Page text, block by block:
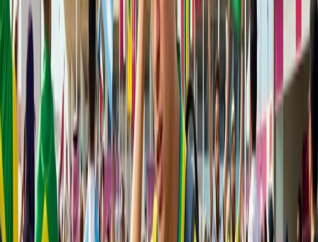
Los volantes pueden remedirse los puntos de viaje o millas para
reservar el vuelo de la aerolínea. Puede ver la forma mencionada a
continuación para usar las millas para reservar el vuelo:
Visita la página web de TAP Airlines y haga clic en la sección
de "reserva'.
Ahora, grifo en la sección del tipo del viaje, entra el nombre
del aeropuerto de salida y llegada y la fecha cuando desea
volar '
En el siguiente paso, seleccione los números de los pasajeros
y grifo en redimir las millas y grifo en buscar los vuelos
Segun sus detalles de viaje, elige el vuelo, segun su
preferencia
Ahora en la página de pago, entra el número de su membresía
y seleccionar la opción de usar las millas
Las millas será deducir de su cuenta automáticamente para
reservar su vuelo
Confirma el proceso de reservación por seguir las
instrucciones muestra en la pantalla